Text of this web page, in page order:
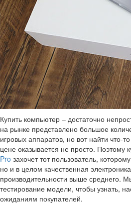
Купить компьютер – достаточно
на рынке представлено большое
игровых аппаратов, но вот найти что-
цене оказывается не просто. Поэтому
Pro захочет тот пользователь,
но и в целом качественная
производительности выше среднего.
тестирование модели, чтобы узнать,
ожиданиям покупателей.